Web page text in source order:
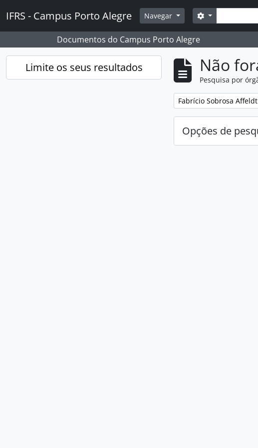
IFRS - Campus Porto Alegre Navegar Pesquisar
Opções de busca
Documentos do Campus Porto Alegre
Limite os seus resultados Não
Pesquisa por
Remover filtro:
Fabrício Sobrosa Affeldt
Opções de